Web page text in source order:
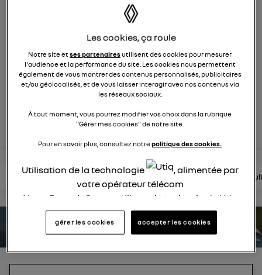
RENAULT
membres
une nouvelle vision hybride du suv
posez une question
rejoignez
lire les questions lire les articles consultez la brochure
estimez votre autonomie
Les cookies, ça roule
Notre site etses partenairesutilisent des cookies pour mesurer
l'audience et la performance du site. Les cookies nous permettent
également de vous montrer des contenus personnalisés, publicitaires
et/ou géolocalisés, et de vous laisser interagir avec nos contenus via
les réseaux sociaux.
À tout moment, vous pourrez modifier vos choix dans la rubrique
"Gérer mes cookies" de notre site.
Pour en savoir plus, consultez notrepolitique des cookies.
Utilisation de la technologie
, alimentée par
votre opérateur télécom
Nous, Renault Group, utilisons la technologie Utiq
pour nos activités digitales (telles que décrites
dans cette notice de consentement) et liées à
utilisez une connexion internet fournie parun
opérateur télécom participantet que vous
gérer les cookies accepter les cookies